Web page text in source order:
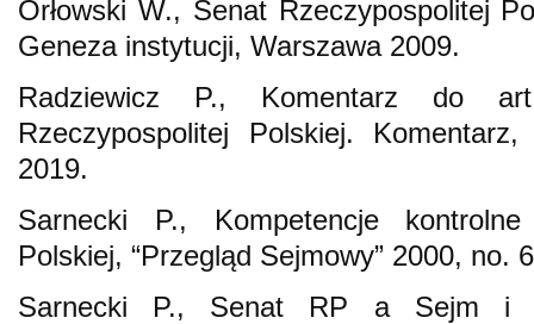
Orłowski W., Senat Rzeczypospolitej
Geneza instytucji, Warszawa 2009.
Radziewicz P., Komentarz do
Rzeczypospolitej Polskiej.
2019.
Sarnecki P., Kompetencje
Polskiej, “Przegląd Sejmowy” 2000, no.
Sarnecki P., Senat RP a Sejm i